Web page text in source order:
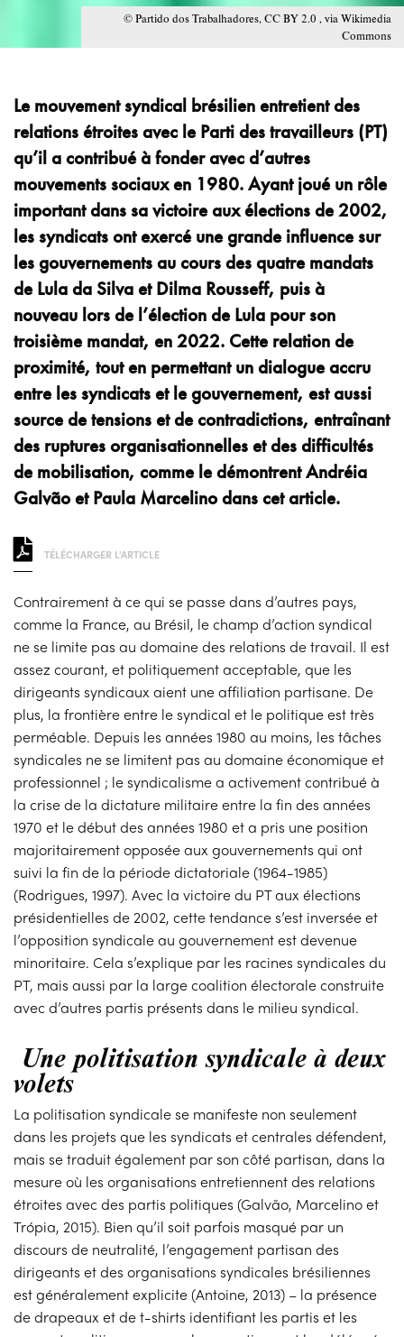
© Partido dos Trabalhadores, CC BY 2.0 , via Wikimedia
Commons
Le mouvement syndical brésilien entretient des
relations étroites avec le Parti des travailleurs (PT)
qu’il a contribué à fonder avec d’autres
mouvements sociaux en 1980. Ayant joué un rôle
important dans sa victoire aux élections de 2002,
les syndicats ont exercé une grande influence sur
les gouvernements au cours des quatre mandats
de Lula da Silva et Dilma Rousseff, puis à
nouveau lors de l’élection de Lula pour son
troisième mandat, en 2022. Cette relation de
proximité, tout en permettant un dialogue accru
entre les syndicats et le gouvernement, est aussi
source de tensions et de contradictions, entraînant
des ruptures organisationnelles et des difficultés
de mobilisation, comme le démontrent Andréia
Galvão et Paula Marcelino dans cet article.
TÉLÉCHARGER L'ARTICLE
Contrairement à ce qui se passe dans d’autres pays,
comme la France, au Brésil, le champ d’action syndical
ne se limite pas au domaine des relations de travail. Il est
assez courant, et politiquement acceptable, que les
dirigeants syndicaux aient une affiliation partisane. De
plus, la frontière entre le syndical et le politique est très
perméable. Depuis les années 1980 au moins, les tâches
syndicales ne se limitent pas au domaine économique et
professionnel ; le syndicalisme a activement contribué à
la crise de la dictature militaire entre la fin des années
1970 et le début des années 1980 et a pris une position
majoritairement opposée aux gouvernements qui ont
suivi la fin de la période dictatoriale (1964-1985)
(Rodrigues, 1997). Avec la victoire du PT aux élections
présidentielles de 2002, cette tendance s’est inversée et
l’opposition syndicale au gouvernement est devenue
minoritaire. Cela s’explique par les racines syndicales du
PT, mais aussi par la large coalition électorale construite
avec d’autres partis présents dans le milieu syndical.
Une politisation syndicale à deux
volets
La politisation syndicale se manifeste non seulement
dans les projets que les syndicats et centrales défendent,
mais se traduit également par son côté partisan, dans la
mesure où les organisations entretiennent des relations
étroites avec des partis politiques (Galvão, Marcelino et
Trópia, 2015). Bien qu’il soit parfois masqué par un
discours de neutralité, l’engagement partisan des
dirigeants et des organisations syndicales brésiliennes
est généralement explicite (Antoine, 2013) – la présence
de drapeaux et de t-shirts identifiant les partis et les